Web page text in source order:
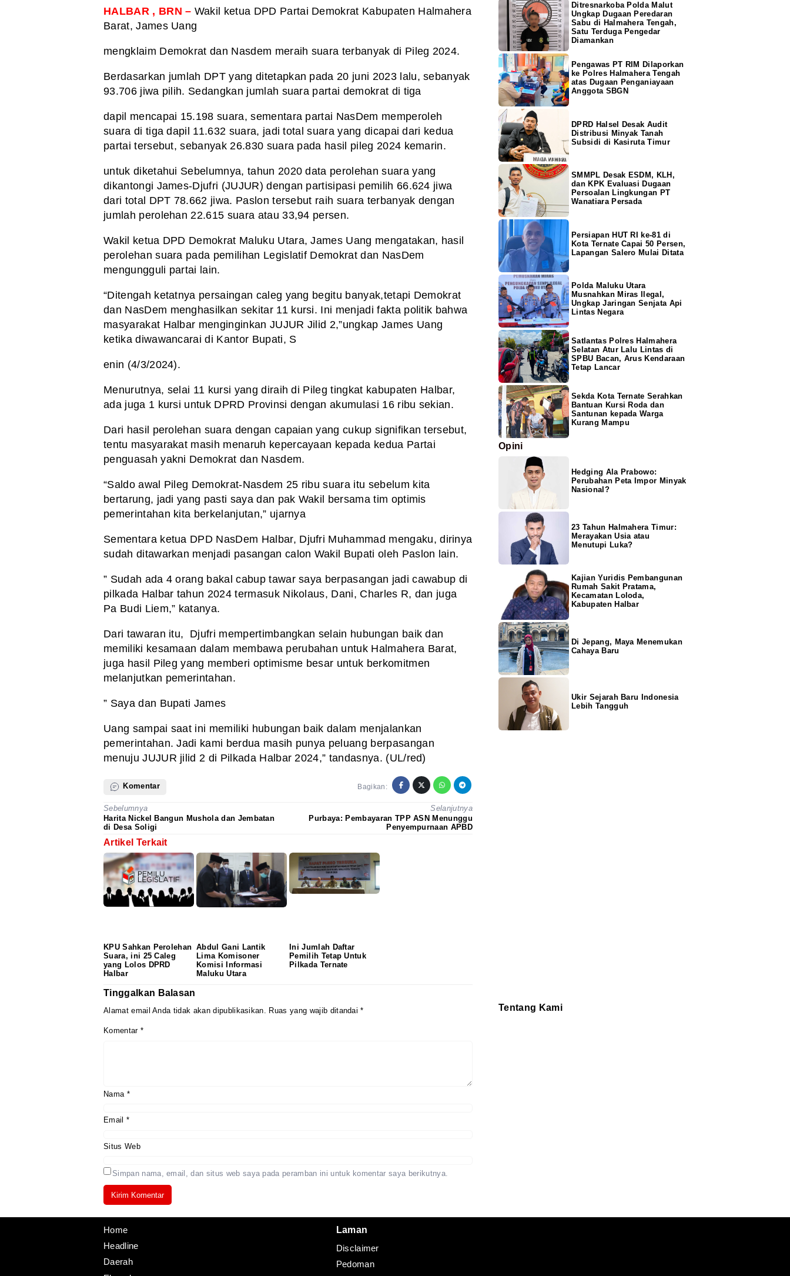
HALBAR , BRN – Wakil ketua DPD Partai Demokrat Kabupaten Halmahera
Barat, James Uang
mengklaim Demokrat dan Nasdem meraih suara terbanyak di Pileg 2024.
Berdasarkan jumlah DPT yang ditetapkan pada 20 juni 2023 lalu, sebanyak
93.706 jiwa pilih. Sedangkan jumlah suara partai demokrat di tiga
dapil mencapai 15.198 suara, sementara partai NasDem memperoleh
suara di tiga dapil 11.632 suara, jadi total suara yang dicapai dari kedua
partai tersebut, sebanyak 26.830 suara pada hasil pileg 2024 kemarin.
untuk diketahui Sebelumnya, tahun 2020 data perolehan suara yang
dikantongi James-Djufri (JUJUR) dengan partisipasi pemilih 66.624 jiwa
dari total DPT 78.662 jiwa. Paslon tersebut raih suara terbanyak dengan
jumlah perolehan 22.615 suara atau 33,94 persen.
Wakil ketua DPD Demokrat Maluku Utara, James Uang mengatakan, hasil
perolehan suara pada pemilihan Legislatif Demokrat dan NasDem
mengungguli partai lain.
“Ditengah ketatnya persaingan caleg yang begitu banyak,tetapi Demokrat
dan NasDem menghasilkan sekitar 11 kursi. Ini menjadi fakta politik bahwa
masyarakat Halbar menginginkan JUJUR Jilid 2,”ungkap James Uang
ketika diwawancarai di Kantor Bupati, S
enin (4/3/2024).
Menurutnya, selai 11 kursi yang diraih di Pileg tingkat kabupaten Halbar,
ada juga 1 kursi untuk DPRD Provinsi dengan akumulasi 16 ribu sekian.
Dari hasil perolehan suara dengan capaian yang cukup signifikan tersebut,
tentu masyarakat masih menaruh kepercayaan kepada kedua Partai
penguasah yakni Demokrat dan Nasdem.
“Saldo awal Pileg Demokrat-Nasdem 25 ribu suara itu sebelum kita
bertarung, jadi yang pasti saya dan pak Wakil bersama tim optimis
pemerintahan kita berkelanjutan,” ujarnya
Sementara ketua DPD NasDem Halbar, Djufri Muhammad mengaku, dirinya
sudah ditawarkan menjadi pasangan calon Wakil Bupati oleh Paslon lain.
” Sudah ada 4 orang bakal cabup tawar saya berpasangan jadi cawabup di
pilkada Halbar tahun 2024 termasuk Nikolaus, Dani, Charles R, dan juga
Pa Budi Liem,” katanya.
Dari tawaran itu, Djufri mempertimbangkan selain hubungan baik dan
memiliki kesamaan dalam membawa perubahan untuk Halmahera Barat,
juga hasil Pileg yang memberi optimisme besar untuk berkomitmen
melanjutkan pemerintahan.
” Saya dan Bupati James
Uang sampai saat ini memiliki hubungan baik dalam menjalankan
pemerintahan. Jadi kami berdua masih punya peluang berpasangan
menuju JUJUR jilid 2 di Pilkada Halbar 2024,” tandasnya. (UL/red)
Komentar Bagikan:
Sebelumnya
Harita Nickel Bangun Mushola dan Jembatan
di Desa Soligi
Selanjutnya
Purbaya: Pembayaran TPP ASN Menunggu
Penyempurnaan APBD
Artikel Terkait
KPU Sahkan Perolehan
Suara, ini 25 Caleg
yang Lolos DPRD
Halbar
Abdul Gani Lantik
Lima Komisoner
Komisi Informasi
Maluku Utara
Ini Jumlah Daftar
Pemilih Tetap Untuk
Pilkada Ternate
Tinggalkan Balasan
Alamat email Anda tidak akan dipublikasikan. Ruas yang wajib ditandai*
Komentar *
Nama *
Email *
Situs Web
Simpan nama, email, dan situs web saya pada peramban ini untuk komentar saya berikutnya.
Ditresnarkoba Polda Malut
Ungkap Dugaan Peredaran
Sabu di Halmahera Tengah,
Satu Terduga Pengedar
Diamankan
Pengawas PT RIM Dilaporkan
ke Polres Halmahera Tengah
atas Dugaan Penganiayaan
Anggota SBGN
DPRD Halsel Desak Audit
Distribusi Minyak Tanah
Subsidi di Kasiruta Timur
SMMPL Desak ESDM, KLH,
dan KPK Evaluasi Dugaan
Persoalan Lingkungan PT
Wanatiara Persada
Persiapan HUT RI ke-81 di
Kota Ternate Capai 50 Persen,
Lapangan Salero Mulai Ditata
Polda Maluku Utara
Musnahkan Miras Ilegal,
Ungkap Jaringan Senjata Api
Lintas Negara
Satlantas Polres Halmahera
Selatan Atur Lalu Lintas di
SPBU Bacan, Arus Kendaraan
Tetap Lancar
Sekda Kota Ternate Serahkan
Bantuan Kursi Roda dan
Santunan kepada Warga
Kurang Mampu
Opini
Hedging Ala Prabowo:
Perubahan Peta Impor Minyak
Nasional?
23 Tahun Halmahera Timur:
Merayakan Usia atau
Menutupi Luka?
Kajian Yuridis Pembangunan
Rumah Sakit Pratama,
Kecamatan Loloda,
Kabupaten Halbar
Di Jepang, Maya Menemukan
Cahaya Baru
Ukir Sejarah Baru Indonesia
Lebih Tangguh
Tentang Kami
Home
Headline
Daerah
Laman
Disclaimer
Pedoman